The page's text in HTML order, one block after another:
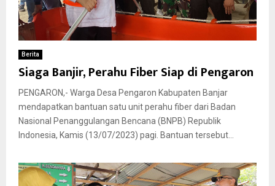
Berita
Siaga Banjir, Perahu Fiber Siap di Pengaron
PENGARON,- Warga Desa Pengaron Kabupaten Banjar
mendapatkan bantuan satu unit perahu fiber dari Badan
Nasional Penanggulangan Bencana (BNPB) Republik
Indonesia, Kamis (13/07/2023) pagi. Bantuan tersebut...